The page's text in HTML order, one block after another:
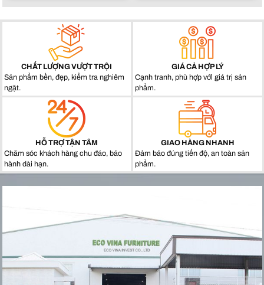
CHẤT LƯỢNG VƯỢT TRỘI
Sản phẩm bền, đẹp, kiểm tra nghiêm
ngặt.
GIÁ CẢ HỢP LÝ
Cạnh tranh, phù hợp với giá trị sản
phẩm.
HỖ TRỢ TẬN TÂM
Chăm sóc khách hàng chu đáo, bảo
hành dài hạn.
GIAO HÀNG NHANH
Đảm bảo đúng tiến độ, an toàn sản
phẩm.